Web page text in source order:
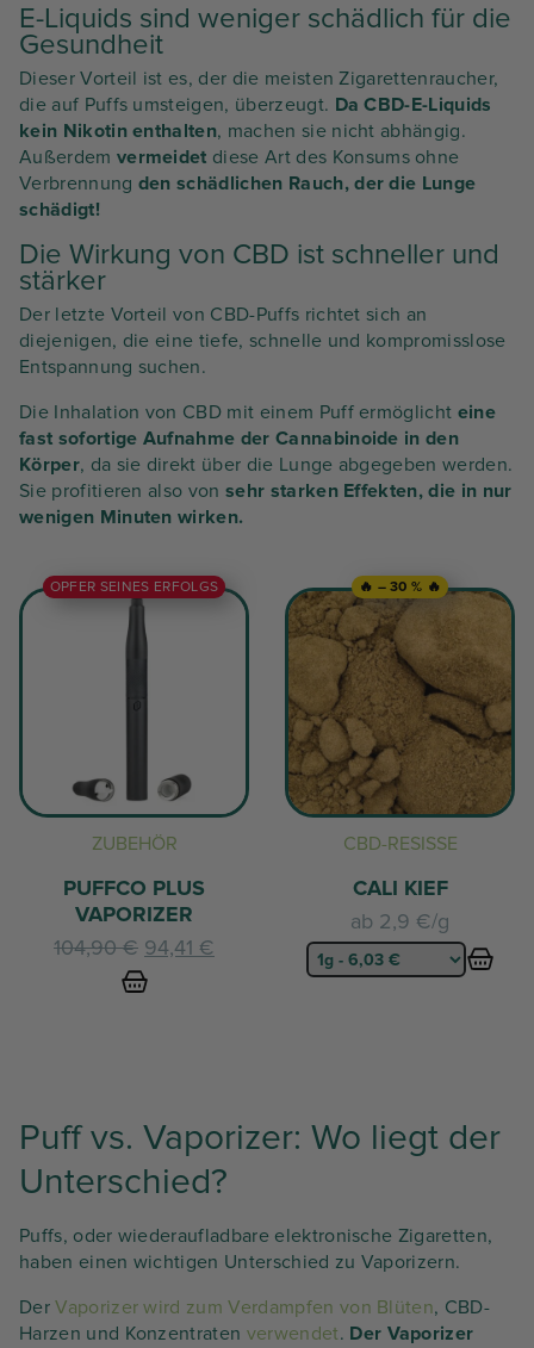
E-Liquids sind weniger schädlich für die
Gesundheit
Dieser Vorteil ist es, der die meisten Zigarettenraucher,
die auf Puffs umsteigen, überzeugt. Da CBD-E-Liquids
kein Nikotin enthalten, machen sie nicht abhängig.
Außerdem vermeidet diese Art des Konsums ohne
Verbrennung den schädlichen Rauch, der die Lunge
schädigt!
Die Wirkung von CBD ist schneller und
stärker
Der letzte Vorteil von CBD-Puffs richtet sich an
diejenigen, die eine tiefe, schnelle und kompromisslose
Entspannung suchen.
Die Inhalation von CBD mit einem Puff ermöglicht eine
fast sofortige Aufnahme der Cannabinoide in den
Körper, da sie direkt über die Lunge abgegeben werden.
Sie profitieren also vonsehr starken Effekten, die in nur
wenigen Minuten wirken.
OPFER SEINES ERFOLGS
ZUBEHÖR
PUFFCO PLUS
VAPORIZER
104,90€ Der
ursprüngliche
Preis
94,41 €
🔥 – 30 % 🔥
CBD-RESISSE
CALI KIEF
ab 2,9 €/g
Puff vs. Vaporizer: Wo liegt der
Unterschied?
Puffs, oder wiederaufladbare elektronische Zigaretten,
haben einen wichtigen Unterschied zu Vaporizern.
DerVaporizer wird zum Verdampfen von Blüten, CBD-
Harzen und Konzentraten verwendet. Der Vaporizer